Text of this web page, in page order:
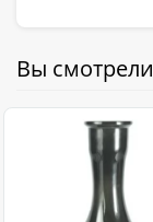
Вы смотрели